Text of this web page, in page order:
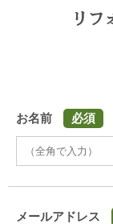
リフ
お名前 必須
メールアドレス